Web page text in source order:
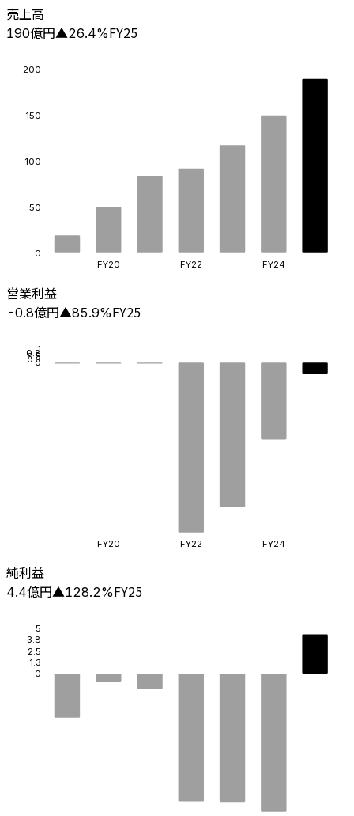
売上高
190億円▲26.4%FY25
0
50
100
150
200
FY20 FY22 FY24
営業利益
-0.8億円▲85.9%FY25
0
0.3
0.5
0.81
FY20 FY22 FY24
純利益
4.4億円▲128.2%FY25
0
1.3
2.5
3.8
5